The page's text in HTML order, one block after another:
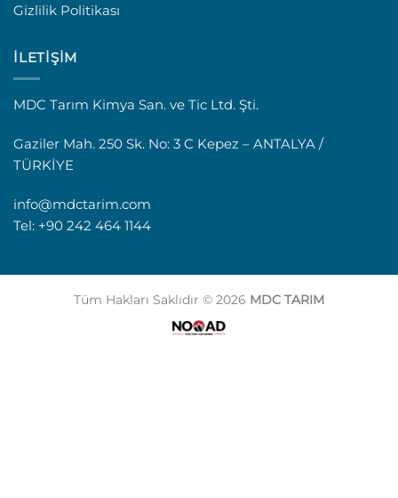
Gizlilik Politikası
İLETIŞIM
MDC Tarım Kimya San. ve Tic Ltd. Şti.
Gaziler Mah. 250 Sk. No: 3 C Kepez – ANTALYA /
TÜRKİYE
info@mdctarim.com
Tel: +90 242 464 1144
Tüm Hakları Saklıdır © 2026 MDC TARIM